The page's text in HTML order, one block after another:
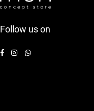
Follow us on
FacebookInstagram
Whatsapp